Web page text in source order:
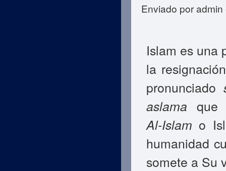
Enviado poradmin
Islam es una
la
pronunciado
aslama que
Al‑Islam o
humanidad
somete a Su